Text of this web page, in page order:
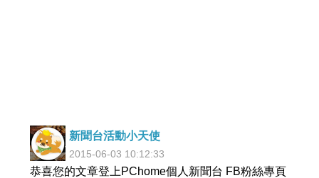
新聞台活動小天使
2015-06-03 10:12:33
恭喜您的文章登上PChome個人新聞台 FB粉絲專頁